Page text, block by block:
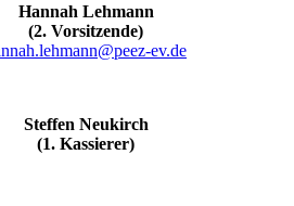
Hannah Lehmann
(2. Vorsitzende)
ev.de
Steffen Neukirch
(1. Kassierer)